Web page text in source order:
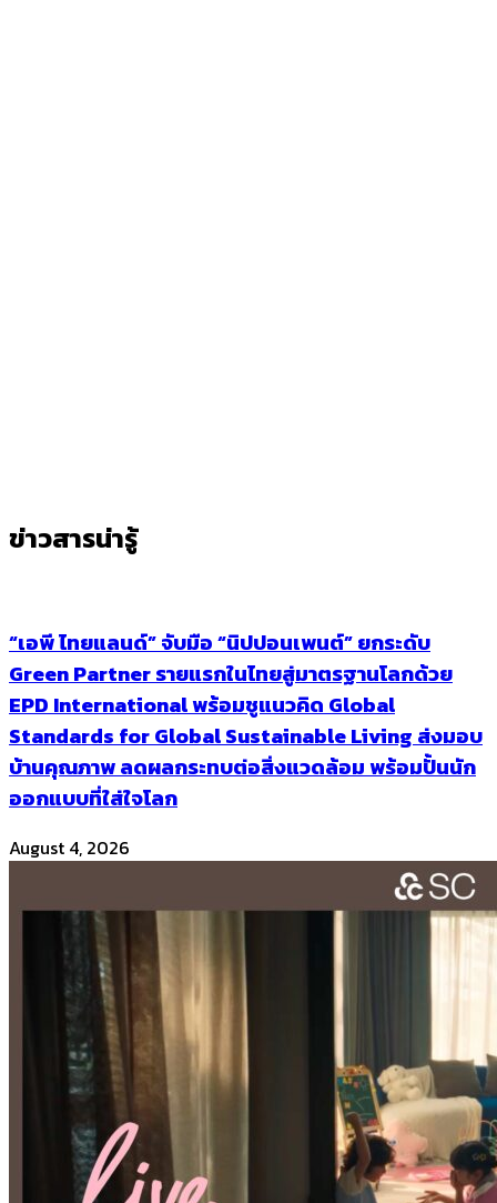
ข่าวสารน่ารู้
“เอพี ไทยแลนด์” จับมือ “นิปปอนเพนต์” ยกระดับ
Green Partner รายแรกในไทยสู่มาตรฐานโลกด้วย
EPD International พร้อมชูแนวคิด Global
Standards for Global Sustainable Living ส่งมอบ
บ้านคุณภาพ ลดผลกระทบต่อสิ่งแวดล้อม พร้อมปั้นนัก
ออกแบบที่ใส่ใจโลก
August 4, 2026